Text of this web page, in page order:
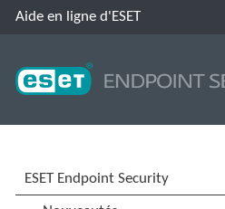
Aide en ligne d'ESET